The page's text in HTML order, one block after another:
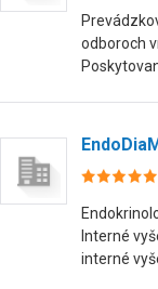
odboroch
Interné
interné